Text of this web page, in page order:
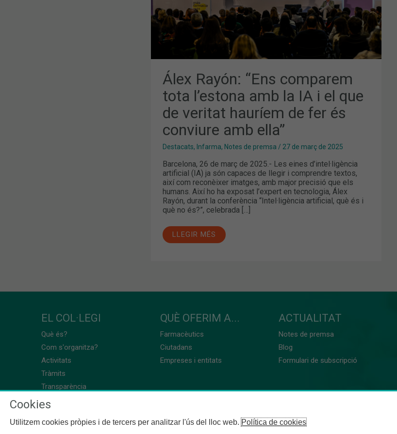
Álex Rayón: “Ens comparem
tota l’estona amb la IA i el que
de veritat hauríem de fer és
conviure amb ella”
Destacats, Infarma, Notes de premsa / 27 de març de 2025
Barcelona, 26 de març de 2025.- Les eines d’intel·ligència
artificial (IA) ja són capaces de llegir i comprendre textos,
així com reconèixer imatges, amb major precisió que els
humans. Així ho ha exposat l’expert en tecnologia, Álex
Rayón, durant la conferència “Intel·ligència artificial, què és i
què no és?”, celebrada […]
QUE
DE
VERITAT
HAURÍEM
DE
CONVIURE
ELLA”
LLEGIR MÉS
EL COL·LEGI
Què és?
Com s'organitza?
Activitats
Tràmits
Transparència
QUÈ OFERIM A...
Farmacèutics
Ciutadans
Empreses i entitats
ACTUALITAT
Notes de premsa
Blog
Formulari de subscripció
Cookies
Utilitzem cookies pròpies i de tercers per analitzar l'ús del lloc web.Política de cookies